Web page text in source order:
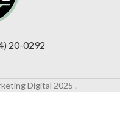
20-0292
Digital 2025 .